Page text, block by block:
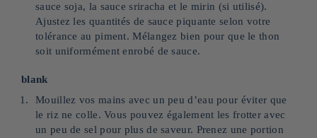
sauce soja, la sauce sriracha et le mirin (si utilisé).
Ajustez les quantités de sauce piquante selon votre
tolérance au piment. Mélangez bien pour que le thon
soit uniformément enrobé de sauce.
blank
Mouillez vos mains avec un peu d’eau pour éviter que
le riz ne colle. Vous pouvez également les frotter avec
un peu de sel pour plus de saveur. Prenez une portion